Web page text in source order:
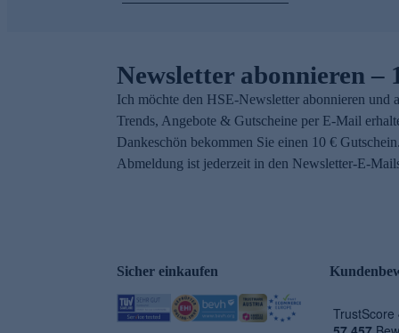
Newsletter abonnieren –
Ich möchte den HSE-Newsletter abonnieren und
Trends, Angebote & Gutscheine per E-Mail
Dankeschön bekommen Sie einen 10 €
Abmeldung ist jederzeit in den Newsletter-E-
Sicher einkaufen